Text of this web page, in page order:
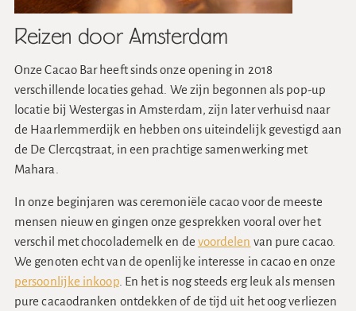
Reizen door Amsterdam
Onze Cacao Bar heeft sinds onze opening in 2018
verschillende locaties gehad. We zijn begonnen als pop-up
locatie bij Westergas in Amsterdam, zijn later verhuisd naar
de Haarlemmerdijk en hebben ons uiteindelijk gevestigd aan
de De Clercqstraat, in een prachtige samenwerking met
Mahara.
In onze beginjaren was ceremoniële cacao voor de meeste
mensen nieuw en gingen onze gesprekken vooral over het
verschil met chocolademelk en de voordelen van pure cacao.
We genoten echt van de openlijke interesse in cacao en onze
persoonlijke inkoop. En het is nog steeds erg leuk als mensen
pure cacaodranken ontdekken of de tijd uit het oog verliezen